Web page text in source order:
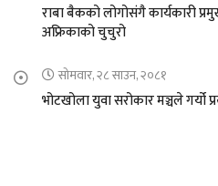
राबा बैकको लोगोसंगै कार्यकारी
अफ्रिकाको चुचुरो
सोमवार, २८ साउन, २०८१
भोटखोला युवा सरोकार मञ्चले गर्यो